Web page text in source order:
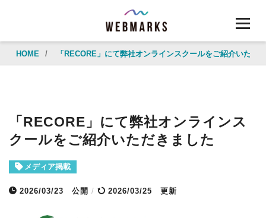
HOME / 「RECORE」にて弊社オンラインスクールをご紹介いただ
「RECORE」にて弊社オンラインス
クールをご紹介いただきました
メディア掲載
2026/03/23 公開 / 2026/03/25 更新